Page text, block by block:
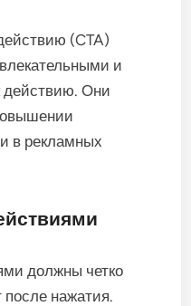
(CTA)
и
действию. Они
в рекламных
должны четко
после нажатия.